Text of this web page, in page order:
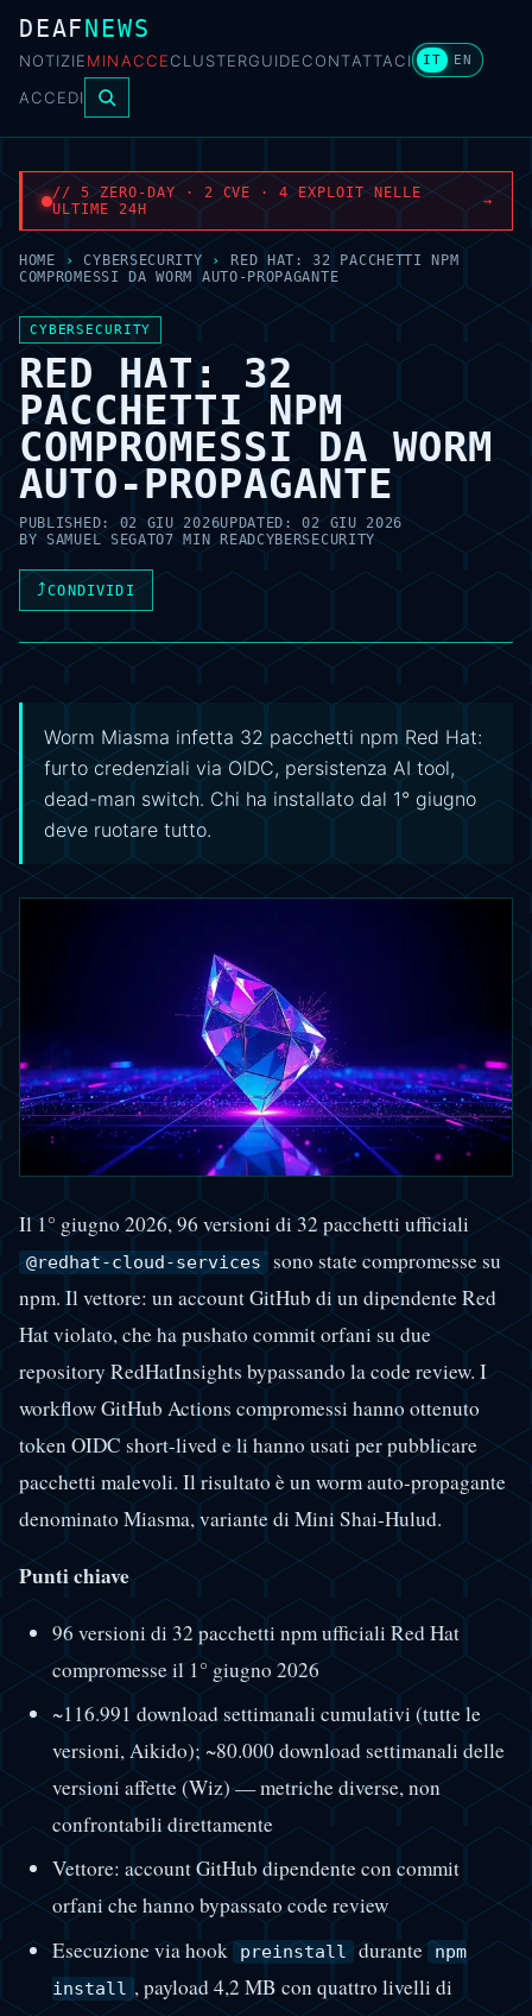
DEAFNEWS
NOTIZIEMINACCECLUSTERGUIDECONTATTACI IT EN
ACCEDI
// 5 ZERO-DAY · 2 CVE · 4 EXPLOIT NELLE
ULTIME 24H
→
HOME › CYBERSECURITY ›
RED HAT: 32 PACCHETTI NPM
COMPROMESSI DA WORM AUTO-PROPAGANTE
CYBERSECURITY
RED HAT: 32
PACCHETTI NPM
COMPROMESSI DA WORM
AUTO-PROPAGANTE
PUBLISHED:02 GIU 2026UPDATED:02 GIU 2026
BYSAMUEL SEGATO7 MIN READCYBERSECURITY
⤴CONDIVIDI
Worm Miasma infetta 32 pacchetti npm Red Hat:
furto credenziali via OIDC, persistenza AI tool,
dead-man switch. Chi ha installato dal 1° giugno
deve ruotare tutto.
Il 1° giugno 2026, 96 versioni di 32 pacchetti ufficiali
@redhat-cloud-services
sono state compromesse su
npm. Il vettore: un account GitHub di un dipendente Red
Hat violato, che ha pushato commit orfani su due
repository RedHatInsights bypassando la code review. I
workflow GitHub Actions compromessi hanno ottenuto
token OIDC short-lived e li hanno usati per pubblicare
pacchetti malevoli. Il risultato è un worm auto-propagante
denominato Miasma, variante di Mini Shai-Hulud.
Punti chiave
96 versioni di 32 pacchetti npm ufficiali Red Hat
compromesse il 1° giugno 2026
~116.991 download settimanali cumulativi (tutte le
versioni, Aikido); ~80.000 download settimanali delle
versioni affette (Wiz) — metriche diverse, non
confrontabili direttamente
Vettore: account GitHub dipendente con commit
orfani che hanno bypassato code review
Esecuzione via hook preinstall durante npm
install , payload 4,2 MB con quattro livelli di